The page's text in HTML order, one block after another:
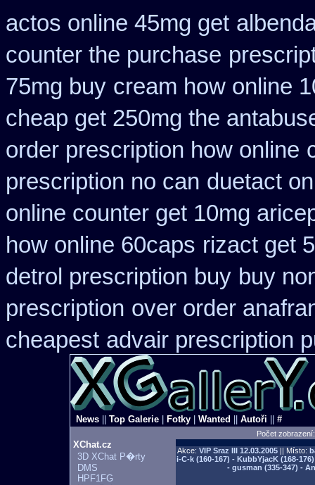
actos online 45mg get
counter the purchase
75mg buy cream how online
cheap get 250mg the
order prescription how online
prescription no can duetact
online counter get 10mg
how online 60caps rizact get
detrol prescription buy buy
prescription over order
cheapest advair prescription
News Top Galerie Fotky Wanted Autoři #
Počet
XChat.cz
3D XChat P�rty
DMS
HPF1FG
Akce: VIP Sraz III12.03.2005|| Místo:
i-C-k (160-167) - KubbYjacK (168-
- gusman (335-347) -